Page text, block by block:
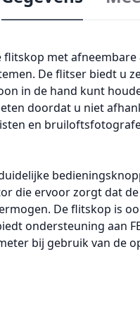
met
De flitser
in de hand kunt
doordat u niet
en
die ervoor zorgt dat
De flitskop is
ondersteuning aan
bij gebruik van de